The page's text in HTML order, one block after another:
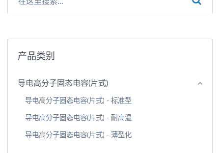
产品类别
导电高分子固态电容(片式)
导电高分子固态电容(片式) - 标准型
导电高分子固态电容(片式) - 耐高温
导电高分子固态电容(片式) - 薄型化